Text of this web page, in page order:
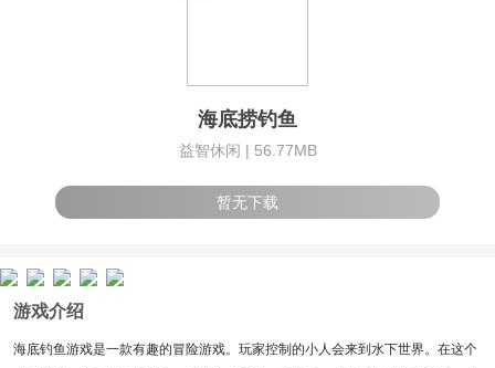
海底捞钓鱼
益智休闲 | 56.77MB
暂无下载
游戏介绍
海底钓鱼游戏是一款有趣的冒险游戏。玩家控制的小人会来到水下世界。在这个